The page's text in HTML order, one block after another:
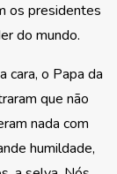
os presidentes
do mundo.
cara, o Papa da
que não
nada com
humildade,